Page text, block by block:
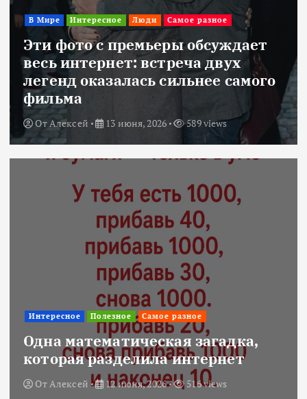
В Мире Интересное Люди Самое разное
Эти фото с премьеры обсуждает
весь интернет: встреча двух
легенд оказалась сильнее самого
фильма
ОтАлексей 13 июня, 2026 589 views
Интересное Полезное Самое разное
Одна математическая загадка,
которая разделила интернет
ОтАлексей 12 июня, 2026 516 views